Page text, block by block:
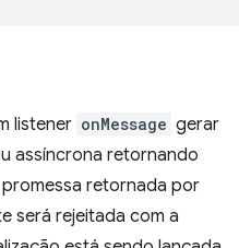
listener onMessage gerar
assíncrona retornando
retornada por
será rejeitada com a